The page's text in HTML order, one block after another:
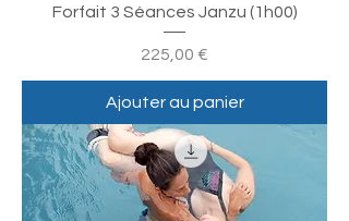
Forfait 3 Séances Janzu (1h00)
Prix
225,00 €
Ajouter au panier